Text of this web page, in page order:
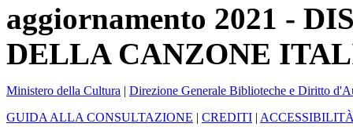
aggiornamento 2021 -
DELLA CANZONE
Ministero della Cultura | Direzione Generale Biblioteche e Diritto
GUIDA ALLA CONSULTAZIONE | CREDITI |